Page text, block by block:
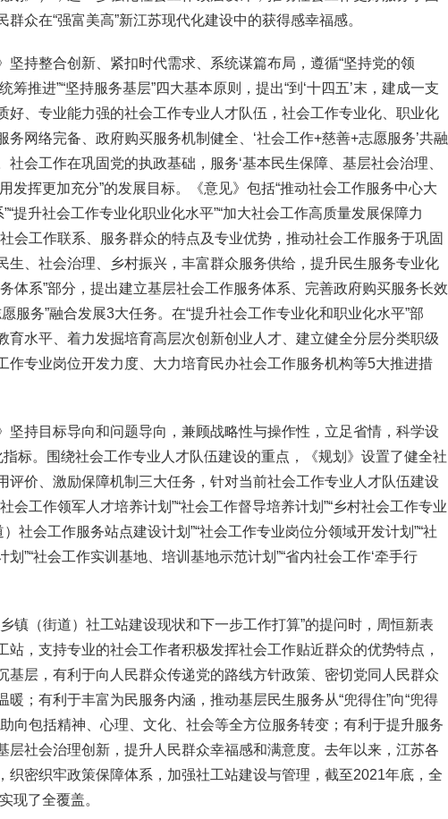
众在“强富美高”新江苏现代化建设中的获得感幸福感。
坚持整合创新、紧扣时代需求、系统谋篇布局，遵循“坚持党的领
筹推进”“坚持服务基层”四大基本原则，提出“到‘十四五’末，建成一支
好、专业能力强的社会工作专业人才队伍，社会工作专业化、职业化
务网络完备、政府购买服务机制健全、‘社会工作+慈善+志愿服务’共融
社会工作在巩固党的执政基础，服务‘基本民生保障、基层社会治理、
发挥更加充分”的发展目标。《意见》包括“推动社会工作服务中心大
提升社会工作专业化职业化水平”“加大社会工作高质量发展保障力
会工作联系、服务群众的特点及专业优势，推动社会工作服务于巩固
生、社会治理、乡村振兴，丰富群众服务供给，提升民生服务专业化
体系”部分，提出建立基层社会工作服务体系、完善政府购买服务长效
服务”融合发展3大任务。在“提升社会工作专业化和职业化水平”部
育水平、着力发掘培育高层次创新创业人才、建立健全分层分类职级
作专业岗位开发力度、大力培育民办社会工作服务机构等5大推进措
坚持目标导向和问题导向，兼顾战略性与操作性，立足省情，科学设
标。围绕社会工作专业人才队伍建设的重点，《规划》设置了健全社
评价、激励保障机制三大任务，针对当前社会工作专业人才队伍建设
会工作领军人才培养计划”“社会工作督导培养计划”“乡村社会工作专业
）社会工作服务站点建设计划”“社会工作专业岗位分领域开发计划”“社
”“社会工作实训基地、培训基地示范计划”“省内社会工作‘牵手行
镇（街道）社工站建设现状和下一步工作打算”的提问时，周恒新表
站，支持专业的社会工作者积极发挥社会工作贴近群众的优势特点，
基层，有利于向人民群众传递党的路线方针政策、密切党同人民群众
暖；有利于丰富为民服务内涵，推动基层民生服务从“兜得住”向“兜得
向包括精神、心理、文化、社会等全方位服务转变；有利于提升服务
层社会治理创新，提升人民群众幸福感和满意度。去年以来，江苏各
织密织牢政策保障体系，加强社工站建设与管理，截至2021年底，全
现了全覆盖。